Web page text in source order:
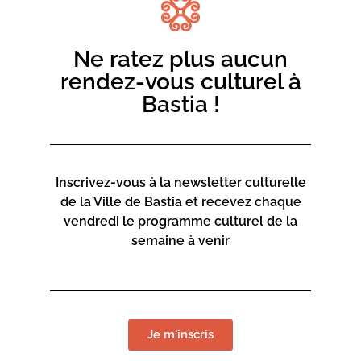
Soirée dédiée aux talents corses. INFOS | 04 95 32 00 12
Porto Latino | Mosimann
Ne ratez plus aucun
rendez-vous culturel à
Bastia !
Inscrivez-vous à la newsletter culturelle
de la Ville de Bastia et recevez chaque
vendredi le programme culturel de la
semaine à venir
Je m'inscris